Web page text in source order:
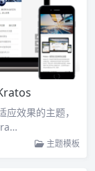
效果的主题，
主题模板